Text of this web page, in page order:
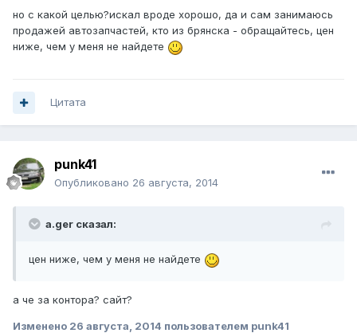
но с какой целью?искал вроде хорошо, да и сам занимаюсь
продажей автозапчастей, кто из брянска - обращайтесь, цен
ниже, чем у меня не найдете
Цитата
punk41
Опубликовано 26 августа, 2014
a.ger сказал:
цен ниже, чем у меня не найдете
а че за контора? сайт?
Изменено 26 августа, 2014 пользователем punk41